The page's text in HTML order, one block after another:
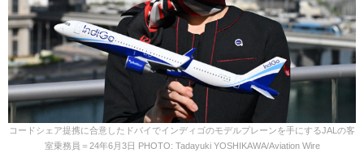
コードシェア提携に合意したドバイでインディゴのモデルプレーンを手にするJALの客
室乗務員＝24年6月3日 PHOTO: Tadayuki YOSHIKAWA/Aviation Wire